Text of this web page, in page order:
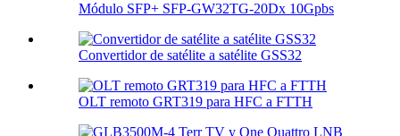
Módulo SFP+ SFP-GW32TG-20Dx 10Gpbs
Convertidor de satélite a satélite GSS32
OLT remoto GRT319 para HFC a FTTH